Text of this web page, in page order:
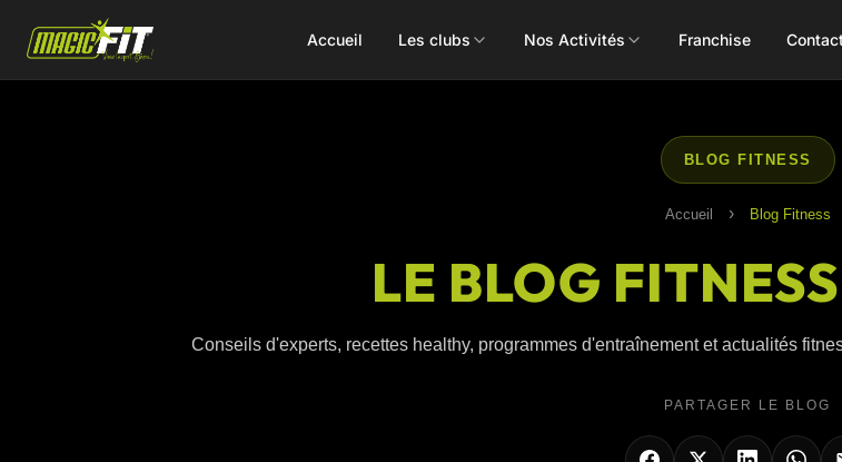
Accueil Les clubs Nos Activités
Renforcement
Small Group
Perso
Les Mills
Concept
ALEOP
Aléop Cardio
Aléop Force
Aléop Fight
Franchise
BLOG FITNESS
Accueil › Blog Fitness
LE BLOG
Conseils d'experts, recettes healthy, programmes d'entraînement et actualités
PARTAGER LE BLOG